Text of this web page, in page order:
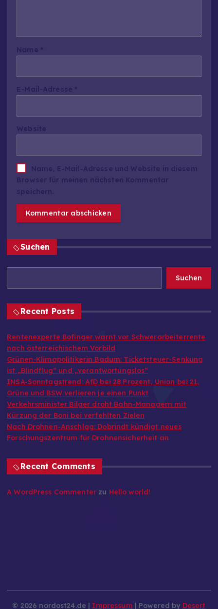
Suchen
Suchen
Recent Posts
Rentenexperte Bofinger warnt vor Schwerarbeiterrente
nach österreichischem Vorbild
Grünen-Klimapolitikerin Badum: Ticketsteuer-Senkung
ist „Blindflug“ und „verantwortungslos“
INSA-Sonntagstrend: AfD bei 28 Prozent, Union bei 21,
Grüne und BSW verlieren je einen Punkt
Verkehrsminister Bilger droht Bahn-Managern mit
Kürzung der Boni bei verfehlten Zielen
Nach Drohnen-Anschlag: Dobrindt kündigt neues
Forschungszentrum für Drohnensicherheit an
Recent Comments
A WordPress Commenter zu Hello world!
© 2026 nordost24.de | Impressum | Powered by Desert